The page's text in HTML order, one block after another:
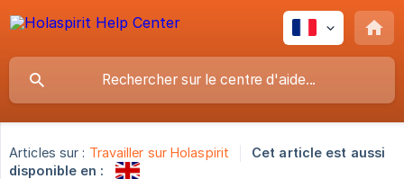
Articles sur : Travailler sur Holaspirit
Cet article est aussi
disponible en :